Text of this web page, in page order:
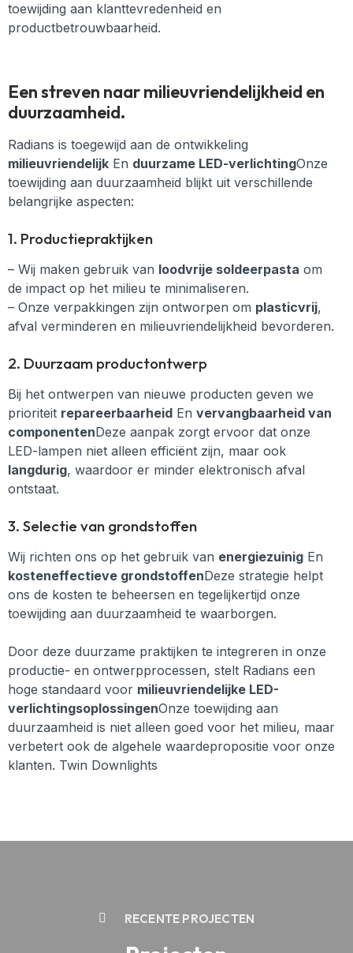
toewijding aan klanttevredenheid en
productbetrouwbaarheid.
Een streven naar milieuvriendelijkheid en
duurzaamheid.
Radians is toegewijd aan de ontwikkeling
milieuvriendelijk En duurzame LED-verlichtingOnze
toewijding aan duurzaamheid blijkt uit verschillende
belangrijke aspecten:
1. Productiepraktijken
– Wij maken gebruik van loodvrije soldeerpasta om
de impact op het milieu te minimaliseren.
– Onze verpakkingen zijn ontworpen om plasticvrij,
afval verminderen en milieuvriendelijkheid bevorderen.
2. Duurzaam productontwerp
Bij het ontwerpen van nieuwe producten geven we
prioriteit repareerbaarheid En vervangbaarheid van
componentenDeze aanpak zorgt ervoor dat onze
LED-lampen niet alleen efficiënt zijn, maar ook
langdurig, waardoor er minder elektronisch afval
ontstaat.
3. Selectie van grondstoffen
Wij richten ons op het gebruik van energiezuinig En
kosteneffectieve grondstoffenDeze strategie helpt
ons de kosten te beheersen en tegelijkertijd onze
toewijding aan duurzaamheid te waarborgen.
Door deze duurzame praktijken te integreren in onze
productie- en ontwerpprocessen, stelt Radians een
hoge standaard voor milieuvriendelijke LED-
verlichtingsoplossingenOnze toewijding aan
duurzaamheid is niet alleen goed voor het milieu, maar
verbetert ook de algehele waardepropositie voor onze
klanten. Twin Downlights
RECENTE PROJECTEN